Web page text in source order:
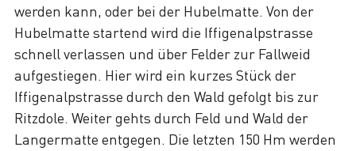
werden kann, oder bei der Hubelmatte. Von der
Hubelmatte startend wird die Iffigenalpstrasse
schnell verlassen und über Felder zur Fallweid
aufgestiegen. Hier wird ein kurzes Stück der
Iffigenalpstrasse durch den Wald gefolgt bis zur
Ritzdole. Weiter gehts durch Feld und Wald der
Langermatte entgegen. Die letzten 150 Hm werden